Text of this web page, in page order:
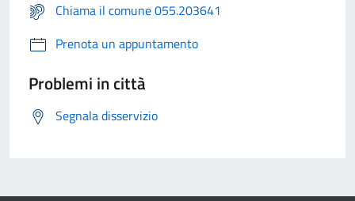
Chiama il comune 055.203641
Prenota un appuntamento
Problemi in città
Segnala disservizio